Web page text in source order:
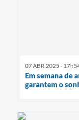
07 ABR 2025 -
Em semana de
garantem o